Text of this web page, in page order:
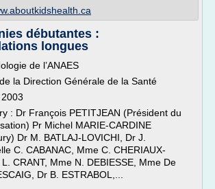
débutantes :
longues
de l’ANAES
la Direction Générale de la Santé
: Dr François PETITJEAN (Président du
Pr Michel MARIE-CARDINE
Dr M. BATLAJ-LOVICHI, Dr J.
C. CABANAC, Mme C. CHERIAUX-
CRANT, Mme N. DEBIESSE, Mme De
Dr B. ESTRABOL,...